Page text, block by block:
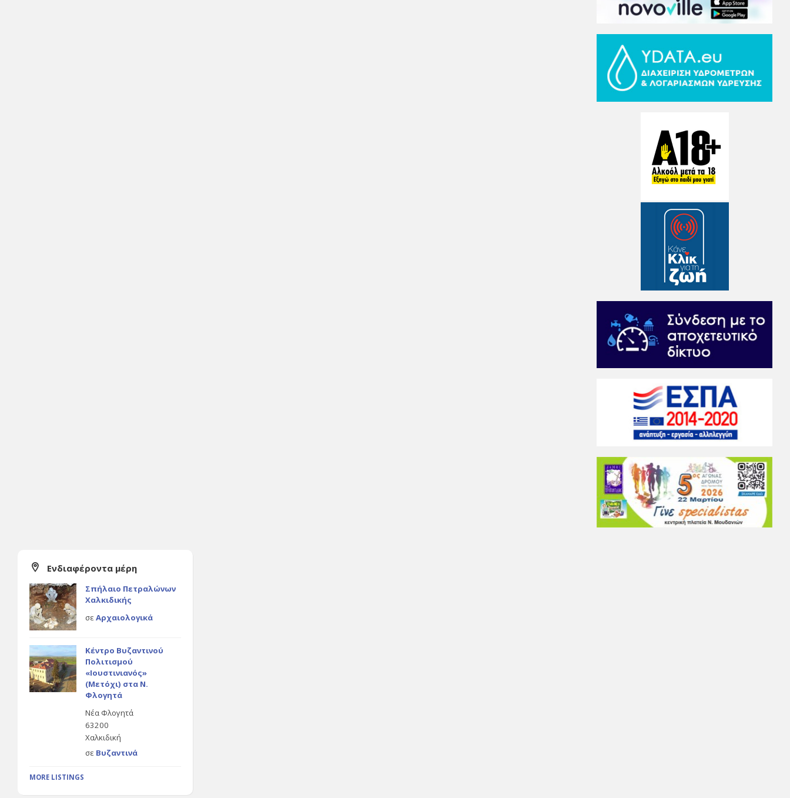
Ενδιαφέροντα μέρη
Σπήλαιο Πετραλώνων
Χαλκιδικής
σε Αρχαιολογικά
Κέντρο Βυζαντινού
Πολιτισμού
«Ιουστινιανός»
(Μετόχι) στα Ν.
Φλογητά
Νέα Φλογητά
63200
Χαλκιδική
σε Βυζαντινά
MORE LISTINGS